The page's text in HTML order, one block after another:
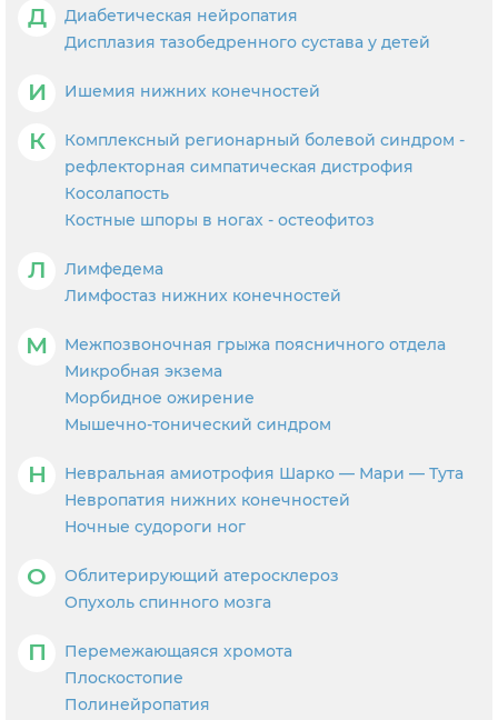
Д
Диабетическая нейропатия
Дисплазия тазобедренного сустава у детей
И Ишемия нижних конечностей
К
Комплексный регионарный болевой синдром -
рефлекторная симпатическая дистрофия
Косолапость
Костные шпоры в ногах - остеофитоз
Л
Лимфедема
Лимфостаз нижних конечностей
М
Межпозвоночная грыжа поясничного отдела
Микробная экзема
Морбидное ожирение
Мышечно-тонический синдром
Н
Невральная амиотрофия Шарко — Мари — Тута
Невропатия нижних конечностей
Ночные судороги ног
О
Облитерирующий атеросклероз
Опухоль спинного мозга
П
Перемежающаяся хромота
Плоскостопие
Полинейропатия